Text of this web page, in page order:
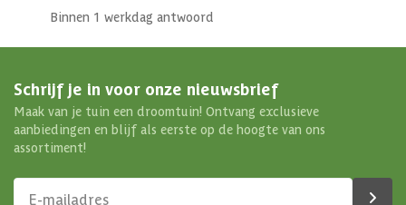
Binnen 1 werkdag antwoord
Schrijf je in voor onze nieuwsbrief
Maak van je tuin een droomtuin! Ontvang exclusieve
aanbiedingen en blijf als eerste op de hoogte van ons
assortiment!